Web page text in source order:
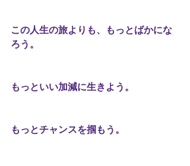
この人生の旅よりも、もっとばかにな
ろう。
もっといい加減に生きよう。
もっとチャンスを掴もう。